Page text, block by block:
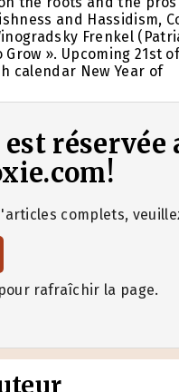
and Hassidism,
Frenkel
». Upcoming 21st
calendar New Year of
réservée
complets,
pour rafraîchir la page.